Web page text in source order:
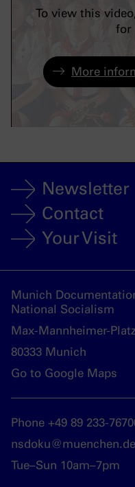
To view this
for
More
Newsletter
Contact
Your Visit
Munich
National Socialism
Max-Mannheimer-
80333 Munich
Go to Google Maps
Phone +49 89 233-
nsdoku@muenchen.de
Tue–Sun 10am–7pm